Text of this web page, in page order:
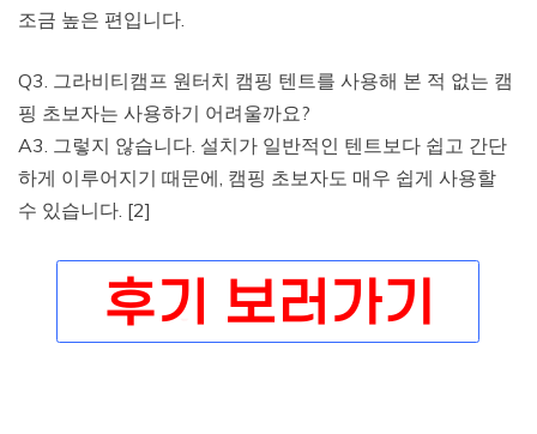
조금 높은 편입니다.
Q3. 그라비티캠프 원터치 캠핑 텐트를 사용해 본 적 없는 캠
핑 초보자는 사용하기 어려울까요?
A3. 그렇지 않습니다. 설치가 일반적인 텐트보다 쉽고 간단
하게 이루어지기 때문에, 캠핑 초보자도 매우 쉽게 사용할
수 있습니다. [2]